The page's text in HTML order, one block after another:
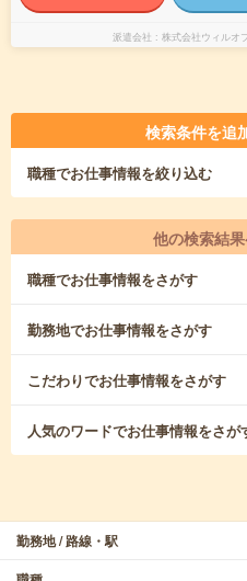
派遣会社 株式会社ウィルオ
検索条件を追
職種でお仕事情報を絞り込む
他の検索結
職種でお仕事情報をさがす
勤務地でお仕事情報をさがす
こだわりでお仕事情報をさがす
人気のワードでお仕事情報をさが
勤務地 / 路線・駅